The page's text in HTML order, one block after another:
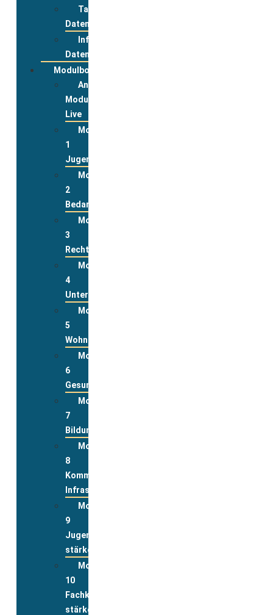
Tabelle
Datenreview
Informationen
Datenreview
Modulbox
Anmeldung
Modulbox
Live
Modul
1
Jugend
Modul
2
Bedarfslagen
Modul
3
Rechte
Modul
4
Unterstützungsleistungen
Modul
5
Wohnen
Modul
6
Gesundheit
Modul
7
Bildung
Modul
8
Kommunale
Infrastrukturen
Modul
9
Jugend
stärken
Modul
10
Fachkräfte
stärken